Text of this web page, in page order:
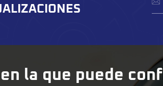
la que puede